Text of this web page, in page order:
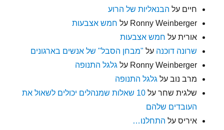
חיים על הבנאליות של הרוע
Ronny Weinberger על חמש אצבעות
אורית על חמש אצבעות
שרונה דוכנה על "מבחן הסבל" של אנשים בארגונים
Ronny Weinberger על גלגל התנופה
מרב נוב על גלגל התנופה
שלגית שחר על
10 שאלות שמנהלים יכולים לשאול את
העובדים שלהם
איריס על התחלנו…